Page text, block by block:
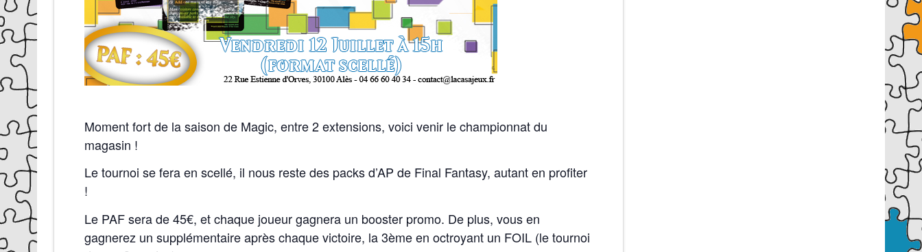
Moment fort de la saison de Magic, entre 2 extensions, voici venir le championnat du
magasin !
Le tournoi se fera en scellé, il nous reste des packs d’AP de Final Fantasy, autant en profiter
!
Le PAF sera de 45€, et chaque joueur gagnera un booster promo. De plus, vous en
gagnerez un supplémentaire après chaque victoire, la 3ème en octroyant un FOIL (le tournoi